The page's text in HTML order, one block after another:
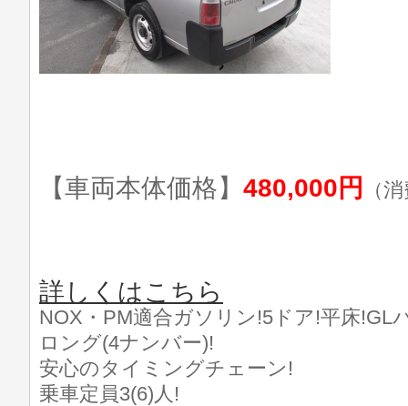
【車両本体価格】 480,000円 （
詳しくはこちら
NOX・PM適合ガソリン!5ドア!平床!GL
ロング(4ナンバー)!
安心のタイミングチェーン!
乗車定員3(6)人!